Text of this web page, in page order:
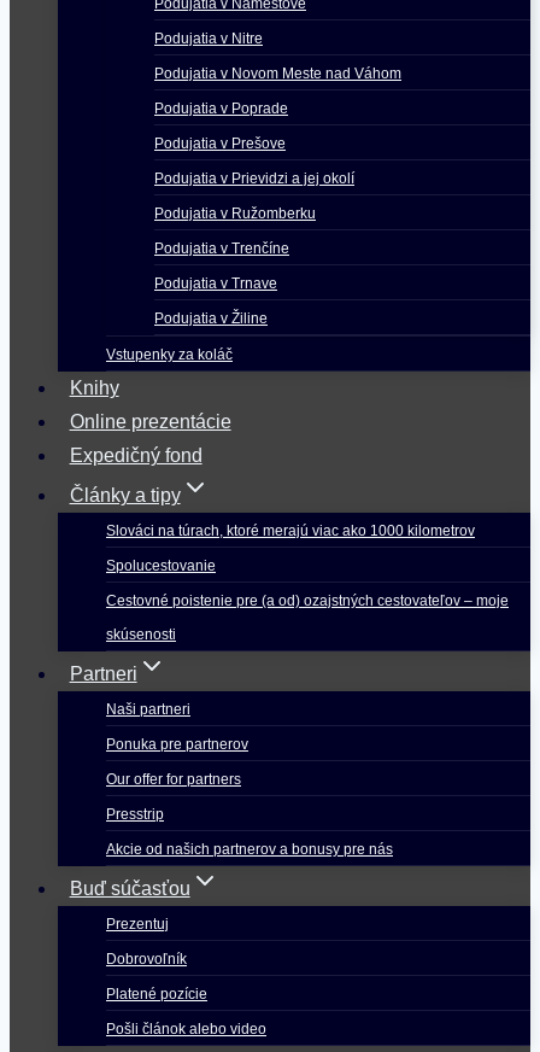
Podujatia v Námestove
Podujatia v Nitre
Podujatia v Novom Meste nad Váhom
Podujatia v Poprade
Podujatia v Prešove
Podujatia v Prievidzi a jej okolí
Podujatia v Ružomberku
Podujatia v Trenčíne
Podujatia v Trnave
Podujatia v Žiline
Vstupenky za koláč
Knihy
Online prezentácie
Expedičný fond
Články a tipy
Slováci na túrach, ktoré merajú viac ako 1000 kilometrov
Spolucestovanie
Cestovné poistenie pre (a od) ozajstných cestovateľov – moje
skúsenosti
Partneri
Naši partneri
Ponuka pre partnerov
Our offer for partners
Presstrip
Akcie od našich partnerov a bonusy pre nás
Buď súčasťou
Prezentuj
Dobrovoľník
Platené pozície
Pošli článok alebo video